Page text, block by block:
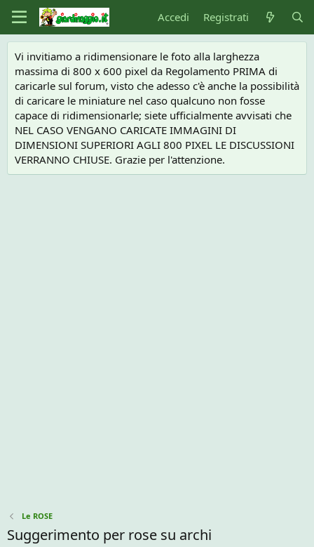
Accedi Registrati
Vi invitiamo a ridimensionare le foto alla larghezza
massima di 800 x 600 pixel da Regolamento PRIMA di
caricarle sul forum, visto che adesso c'è anche la possibilità
di caricare le miniature nel caso qualcuno non fosse
capace di ridimensionarle; siete ufficialmente avvisati che
NEL CASO VENGANO CARICATE IMMAGINI DI
DIMENSIONI SUPERIORI AGLI 800 PIXEL LE DISCUSSIONI
VERRANNO CHIUSE. Grazie per l'attenzione.
Le ROSE
Suggerimento per rose su archi